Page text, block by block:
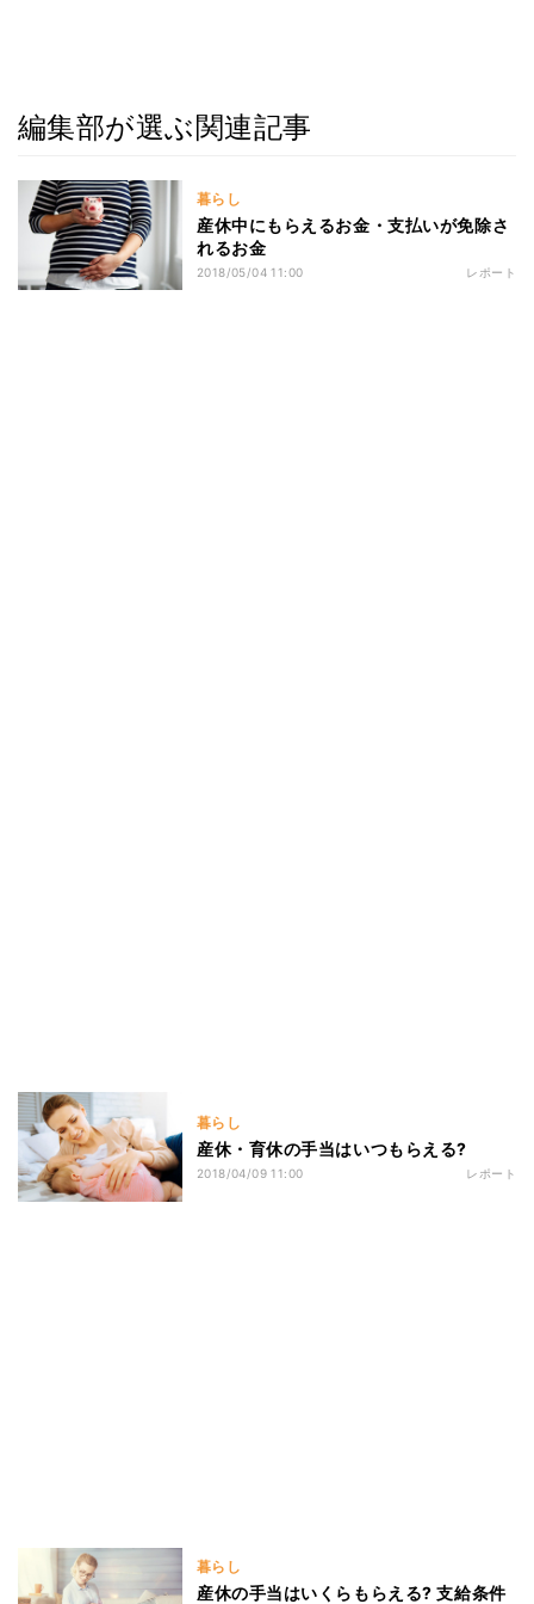
編集部が選ぶ関連記事
暮らし
産休中にもらえるお金・支払いが免除さ
れるお金
2018/05/04 11:00 レポート
暮らし
産休・育休の手当はいつもらえる?
2018/04/09 11:00 レポート
暮らし
産休の手当はいくらもらえる? 支給条件